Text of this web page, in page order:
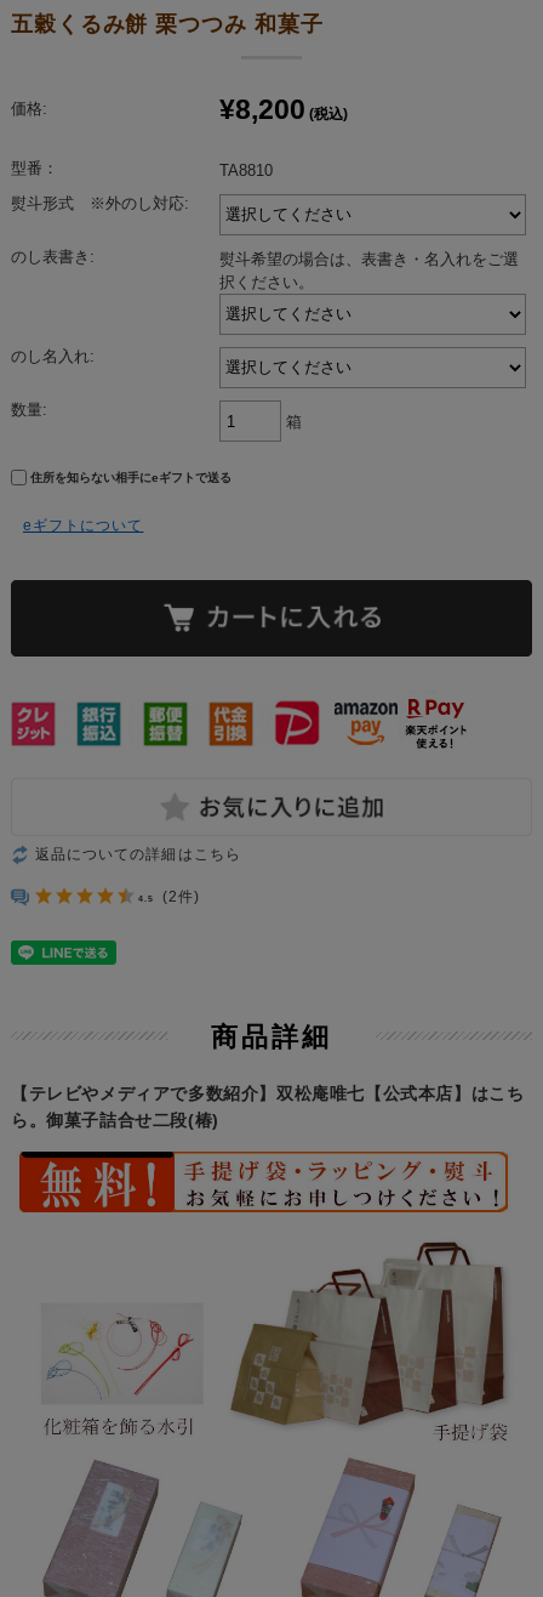
五穀くるみ餅 栗つつみ 和菓子
価格: ¥8,200 (税込)
型番：
TA8810
熨斗形式 ※外のし対応:
のし表書き:
熨斗希望の場合は、表書き・名入れをご選
択ください。
のし名入れ:
数量:
箱
住所を知らない相手にeギフトで送る
eギフトについて
返品についての詳細はこちら
4.5 (2件)
商品詳細
【テレビやメディアで多数紹介】双松庵唯七【公式本店】はこち
ら。御菓子詰合せ二段(椿)